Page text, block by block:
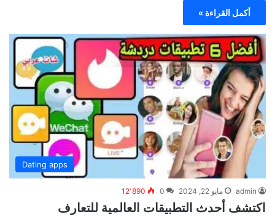
أكمل القراءة »
Dating apps
admin مايو 22, 2024 0 12٬890
اكتشف أحدث التطبيقات العالمية للتعارف